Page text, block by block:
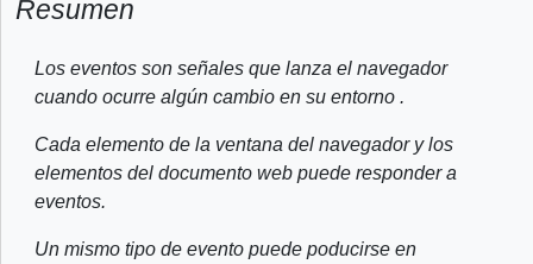
Resumen
Los eventos son señales que lanza el navegador
cuando ocurre algún cambio en su entorno .
Cada elemento de la ventana del navegador y los
elementos del documento web puede responder a
eventos.
Un mismo tipo de evento puede poducirse en